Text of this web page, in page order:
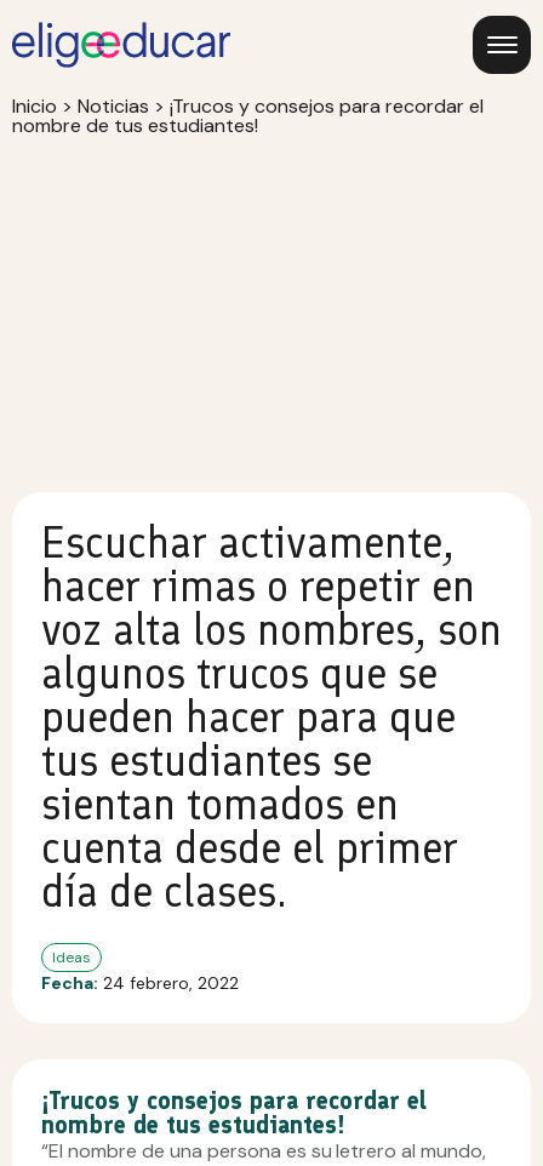
Inicio > Noticias > ¡Trucos y consejos para recordar el
nombre de tus estudiantes!
Escuchar activamente,
hacer rimas o repetir en
voz alta los nombres, son
algunos trucos que se
pueden hacer para que
tus estudiantes se
sientan tomados en
cuenta desde el primer
día de clases.
Ideas
Fecha: 24 febrero, 2022
¡Trucos y consejos para recordar el
nombre de tus estudiantes!
“El nombre de una persona es su letrero al mundo,